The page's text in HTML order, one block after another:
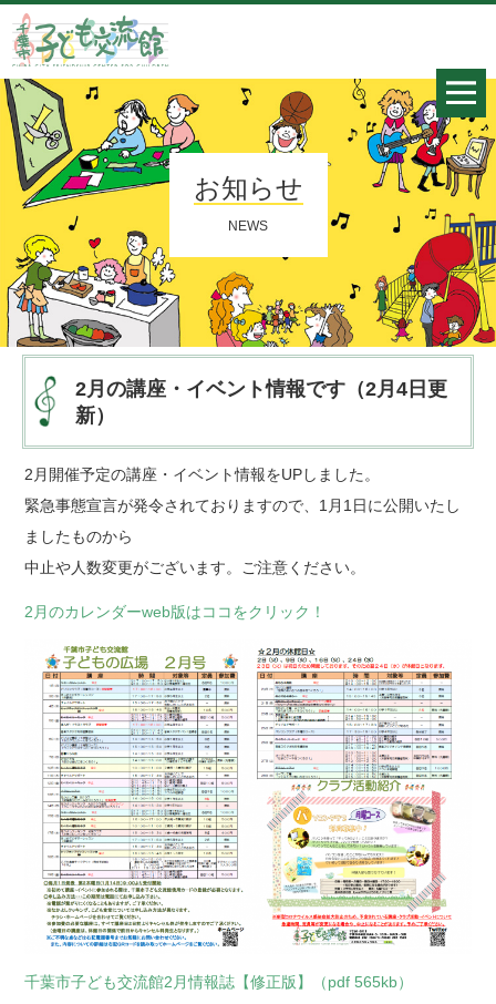
お知らせ
NEWS
2月の講座・イベント情報です（2月4日更
新）
2月開催予定の講座・イベント情報をUPしました。
緊急事態宣言が発令されておりますので、1月1日に公開いたし
ましたものから
中止や人数変更がございます。ご注意ください。
2月のカレンダーweb版はココをクリック！
千葉市子ども交流館2月情報誌【修正版】（pdf 565kb）